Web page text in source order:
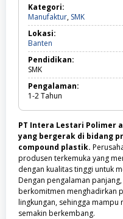
Kategori:
Manufaktur, SMKManufaktur,
SMK
Lokasi:
Banten
Pendidikan:
SMK
Pengalaman:
1-2Tahun
PT Intera Lestari Polimer
yang bergerak di bidang
compound plastik.
produsen terkemuka yang
dengan kualitas tinggi untuk
Dengan pengalaman
berkomitmen menghadirkan
lingkungan, sehingga
semakin berkembang.